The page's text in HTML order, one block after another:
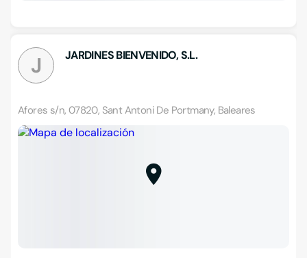
J JARDINES BIENVENIDO, S.L.
Afores s/n, 07820, Sant Antoni De Portmany, Baleares